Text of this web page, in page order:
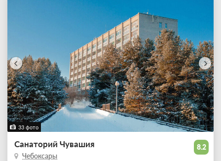
33 фото
8.2
Санаторий Чувашия
Чебоксары